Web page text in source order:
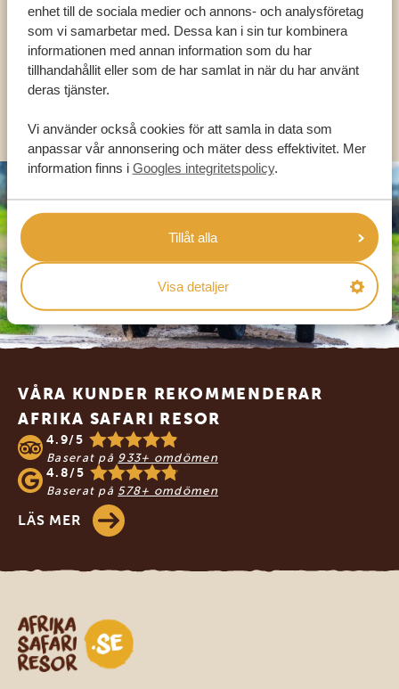
enhet till de sociala medier och annons- och analysföretag
som vi samarbetar med. Dessa kan i sin tur kombinera
informationen med annan information som du har
tillhandahållit eller som de har samlat in när du har använt
deras tjänster.
Vi använder också cookies för att samla in data som
anpassar vår annonsering och mäter dess effektivitet. Mer
information finns i Googles integritetspolicy.
Tillåt alla
Visa detaljer
SV:+31 174 788 101
Footer
VÅRA KUNDER REKOMMENDERAR
AFRIKA SAFARI RESOR
4.9/5
Baserat på 933+ omdömen
4.8/5
Baserat på 578+ omdömen
LÄS MER
Safari-resor i Afrika